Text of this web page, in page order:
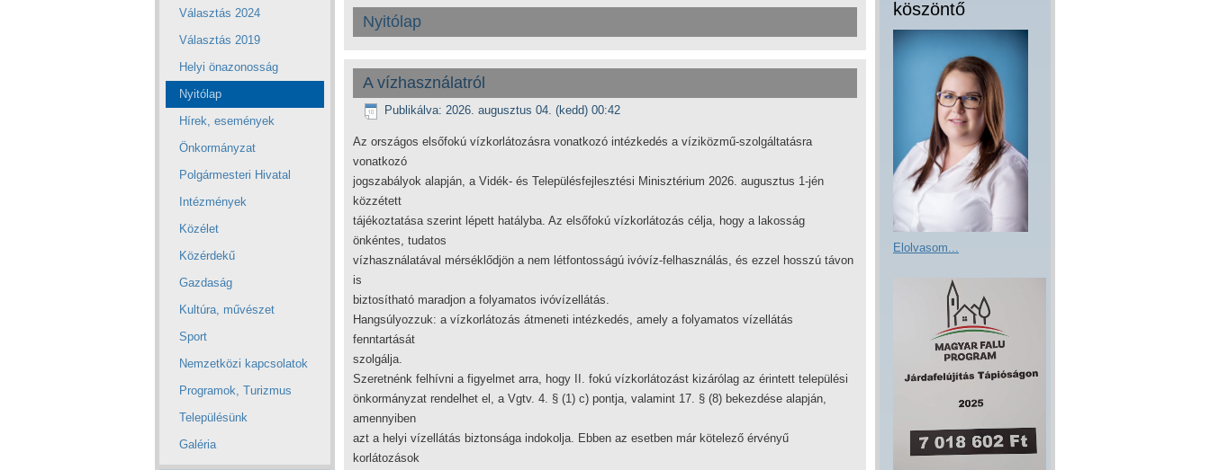
Választás 2024
Választás 2019
Helyi önazonosság
Nyitólap
Hírek, események
Önkormányzat
Polgármesteri Hivatal
Intézmények
Közélet
Közérdekű
Gazdaság
Kultúra, művészet
Sport
Nemzetközi kapcsolatok
Programok, Turizmus
Településünk
Galéria
Nyitólap
A vízhasználatról
Publikálva: 2026. augusztus 04. (kedd) 00:42
Az országos elsőfokú vízkorlátozásra vonatkozó intézkedés a víziközmű-szolgáltatásra
vonatkozó
jogszabályok alapján, a Vidék- és Településfejlesztési Minisztérium 2026. augusztus 1-jén
közzétett
tájékoztatása szerint lépett hatályba. Az elsőfokú vízkorlátozás célja, hogy a lakosság
önkéntes, tudatos
vízhasználatával mérséklődjön a nem létfontosságú ivóvíz-felhasználás, és ezzel hosszú távon
is
biztosítható maradjon a folyamatos ivóvízellátás.
Hangsúlyozzuk: a vízkorlátozás átmeneti intézkedés, amely a folyamatos vízellátás
fenntartását
szolgálja.
Szeretnénk felhívni a figyelmet arra, hogy II. fokú vízkorlátozást kizárólag az érintett települési
önkormányzat rendelhet el, a Vgtv. 4. § (1) c) pontja, valamint 17. § (8) bekezdése alapján,
amennyiben
azt a helyi vízellátás biztonsága indokolja. Ebben az esetben már kötelező érvényű
korlátozások
köszöntő
Elolvasom...